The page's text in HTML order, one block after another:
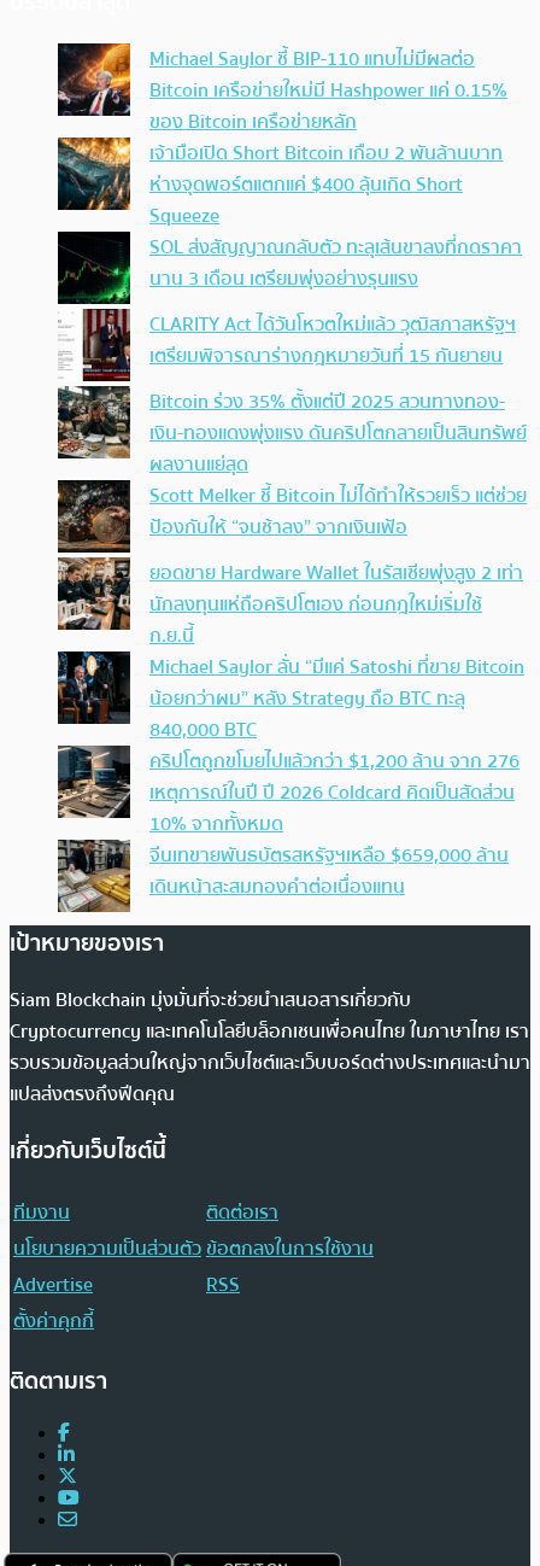
Michael Saylor ชี้ BIP-110 แทบไม่มีผลต่อ
Bitcoin เครือข่ายใหม่มี Hashpower แค่ 0.15%
ของ Bitcoin เครือข่ายหลัก
เจ้ามือเปิด Short Bitcoin เกือบ 2 พันล้านบาท
ห่างจุดพอร์ตแตกแค่ $400 ลุ้นเกิด Short
Squeeze
SOL ส่งสัญญาณกลับตัว ทะลุเส้นขาลงที่กดราคา
นาน 3 เดือน เตรียมพุ่งอย่างรุนแรง
CLARITY Act ได้วันโหวตใหม่แล้ว วุฒิสภาสหรัฐฯ
เตรียมพิจารณาร่างกฎหมายวันที่ 15 กันยายน
Bitcoin ร่วง 35% ตั้งแต่ปี 2025 สวนทางทอง-
เงิน-ทองแดงพุ่งแรง ดันคริปโตกลายเป็นสินทรัพย์
ผลงานแย่สุด
Scott Melker ชี้ Bitcoin ไม่ได้ทำให้รวยเร็ว แต่ช่วย
ป้องกันให้ “จนช้าลง” จากเงินเฟ้อ
ยอดขาย Hardware Wallet ในรัสเซียพุ่งสูง 2 เท่า
นักลงทุนแห่ถือคริปโตเอง ก่อนกฎใหม่เริ่มใช้
ก.ย.นี้
Michael Saylor ลั่น “มีแค่ Satoshi ที่ขาย Bitcoin
น้อยกว่าผม” หลัง Strategy ถือ BTC ทะลุ
840,000 BTC
คริปโตถูกขโมยไปแล้วกว่า $1,200 ล้าน จาก 276
เหตุการณ์ในปี ปี 2026 Coldcard คิดเป็นสัดส่วน
10% จากทั้งหมด
จีนเทขายพันธบัตรสหรัฐฯเหลือ $659,000 ล้าน
เดินหน้าสะสมทองคำต่อเนื่องแทน
เป้าหมายของเรา
Siam Blockchain มุ่งมั่นที่จะช่วยนำเสนอสารเกี่ยวกับ
Cryptocurrency และเทคโนโลยีบล็อกเชนเพื่อคนไทย ในภาษาไทย เรา
รวบรวมข้อมูลส่วนใหญ่จากเว็บไซต์และเว็บบอร์ดต่างประเทศและนำมา
แปลส่งตรงถึงฟีดคุณ
เกี่ยวกับเว็บไซต์นี้
ทีมงาน
ติดต่อเรา
นโยบายความเป็นส่วนตัวข้อตกลงในการใช้งาน
Advertise
RSS
ตั้งค่าคุกกี้
ติดตามเรา